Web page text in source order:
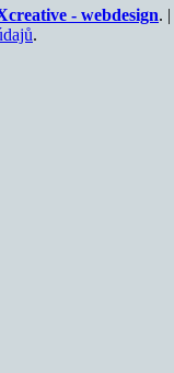
- webdesign. |
.